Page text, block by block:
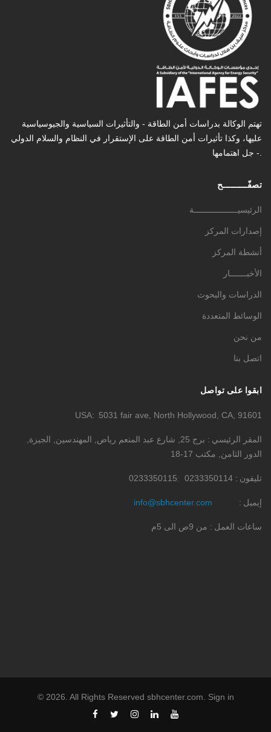
تهتم الوكالة بدراسات أمن الطاقة - والتأثیرات السیاسیة والجیوسیاسیة
عليها، وكذا تأثیرات أمن الطاقة على الإستقرار في النظام والسلام الدولي
- جل اهتمامها.
تصفّـــــــــح
الرئيسيــــــــــــــــــة
إصدارات المركز
أنشطة المركز
الأخبـــــــار
الدراسات والبحوث
الوسائط المتعددة
من نحن
اتصل بنا
ابقوا على تواصل
USA 5031 fair ave, North Hollywood, CA, 91601
المقر الرئيسي
برج 25, شارع عبد المنعم رياض, المهندسين, الجيزة,
الدور الثامن, مكتب 17-18
تليفون 0233350114
0233350115
إيميل info@sbhcenter.com
ساعات العمل من 9ص الى 5م
© 2026. All Rights Reserved sbhcenter.com. Sign in